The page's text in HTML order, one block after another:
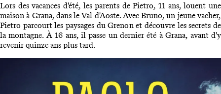
Lors des vacances d'été, les parents de Pietro, 11 ans, louent une
maison à Grana, dans le Val d'Aoste. Avec Bruno, un jeune vacher,
Pietro parcourt les paysages du Grenon et découvre les secrets de
la montagne. À 16 ans, il passe un dernier été à Grana, avant d'y
revenir quinze ans plus tard.